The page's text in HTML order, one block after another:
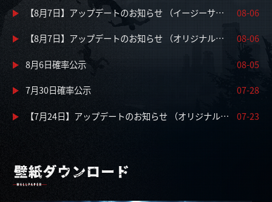
【8月7日】アップデートのお知らせ （イージーサーバー）
08-06
【8月7日】アップデートのお知らせ （オリジナルサーバー）
08-06
8月6日確率公示 08-05
7月30日確率公示 07-28
【7月24日】アップデートのお知らせ （オリジナルサーバー）
07-23